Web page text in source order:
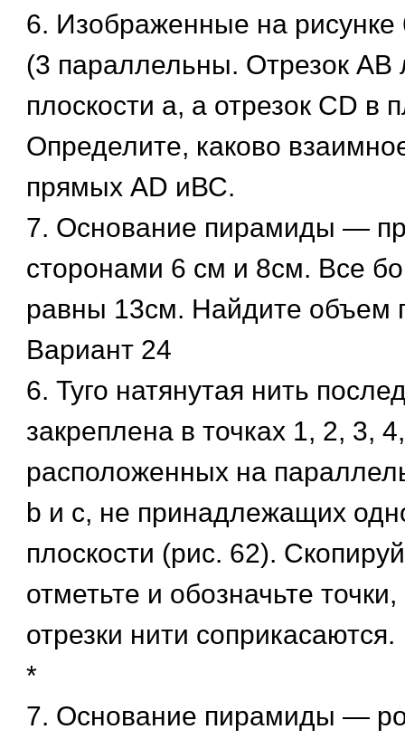
6. Изображенные на рисунке
(3 параллельны. Отрезок АВ
плоскости а, а отрезок CD в
Определите, каково
прямых AD иВС.
7. Основание пирамиды —
сторонами 6 см и 8см. Все
равны 13см. Найдите объем
Вариант 24
6. Туго натянутая нить
закреплена в точках 1, 2, 3,
расположенных на
b и с, не принадлежащих
плоскости (рис. 62).
отметьте и обозначьте
отрезки нити соприкасаются.
*
7. Основание пирамиды —